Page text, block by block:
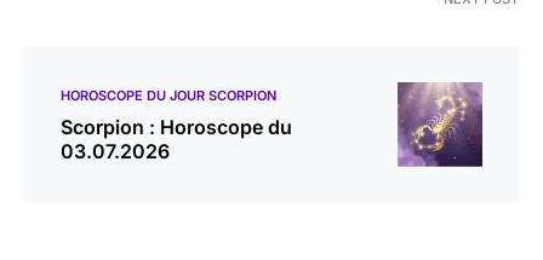
HOROSCOPE DU JOUR SCORPION
Scorpion : Horoscope du
03.07.2026